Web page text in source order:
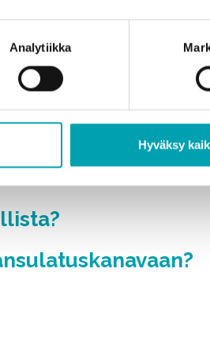
Analytiikka
Hyväksy
kolesterolista?